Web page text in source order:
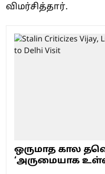
விமர்சித்தார்.
ஒருமாத கால
‘அருமையாக